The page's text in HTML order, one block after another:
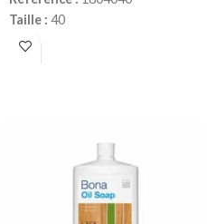
Taille : 40
Sortie fibres :
Manche bois verni
ergonomique
7.10 €